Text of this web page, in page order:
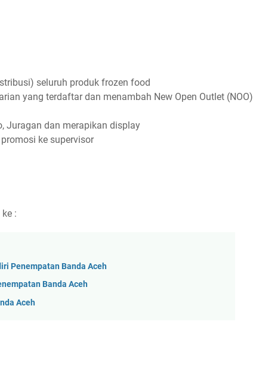
seluruh produk frozen food
yang terdaftar dan menambah New Open Outlet (NOO)
Juragan dan merapikan display
ke supervisor
:
Penempatan Banda Aceh
Banda Aceh
Aceh